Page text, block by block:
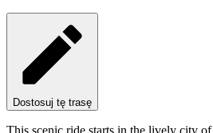
Dostosuj tę trasę